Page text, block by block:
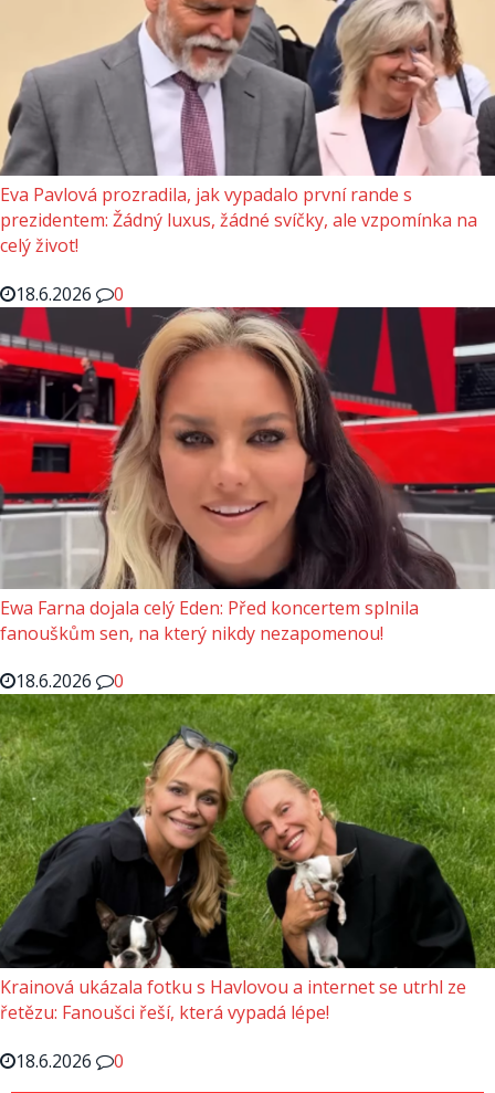
Eva Pavlová prozradila, jak vypadalo první rande s
prezidentem: Žádný luxus, žádné svíčky, ale vzpomínka na
celý život!
18.6.2026
0
Ewa Farna dojala celý Eden: Před koncertem splnila
fanouškům sen, na který nikdy nezapomenou!
18.6.2026
0
Krainová ukázala fotku s Havlovou a internet se utrhl ze
řetězu: Fanoušci řeší, která vypadá lépe!
18.6.2026
0